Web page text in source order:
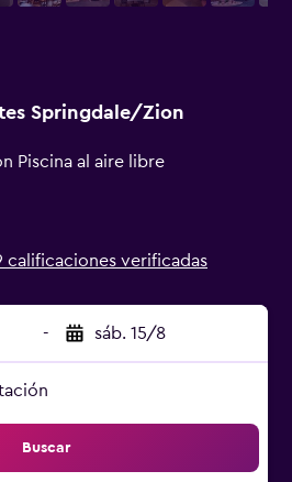
Springdale/Zion
Piscina al aire libre
calificaciones verificadas
- sáb. 15/8
Buscar